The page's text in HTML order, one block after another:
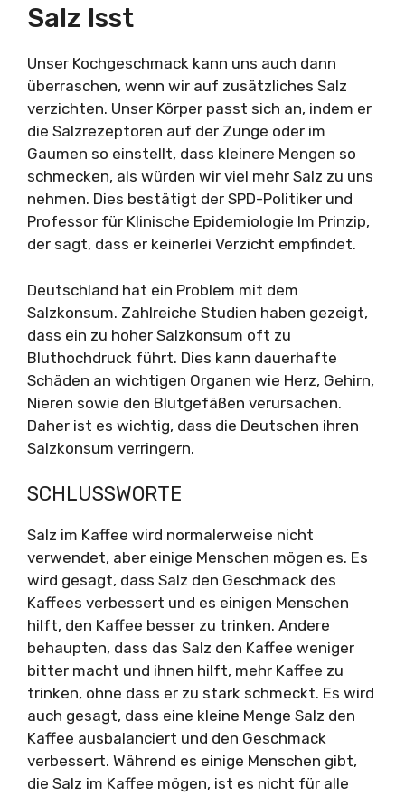
Salz Isst
Unser Kochgeschmack kann uns auch dann
überraschen, wenn wir auf zusätzliches Salz
verzichten. Unser Körper passt sich an, indem er
die Salzrezeptoren auf der Zunge oder im
Gaumen so einstellt, dass kleinere Mengen so
schmecken, als würden wir viel mehr Salz zu uns
nehmen. Dies bestätigt der SPD-Politiker und
Professor für Klinische Epidemiologie Im Prinzip,
der sagt, dass er keinerlei Verzicht empfindet.
Deutschland hat ein Problem mit dem
Salzkonsum. Zahlreiche Studien haben gezeigt,
dass ein zu hoher Salzkonsum oft zu
Bluthochdruck führt. Dies kann dauerhafte
Schäden an wichtigen Organen wie Herz, Gehirn,
Nieren sowie den Blutgefäßen verursachen.
Daher ist es wichtig, dass die Deutschen ihren
Salzkonsum verringern.
SCHLUSSWORTE
Salz im Kaffee wird normalerweise nicht
verwendet, aber einige Menschen mögen es. Es
wird gesagt, dass Salz den Geschmack des
Kaffees verbessert und es einigen Menschen
hilft, den Kaffee besser zu trinken. Andere
behaupten, dass das Salz den Kaffee weniger
bitter macht und ihnen hilft, mehr Kaffee zu
trinken, ohne dass er zu stark schmeckt. Es wird
auch gesagt, dass eine kleine Menge Salz den
Kaffee ausbalanciert und den Geschmack
verbessert. Während es einige Menschen gibt,
die Salz im Kaffee mögen, ist es nicht für alle